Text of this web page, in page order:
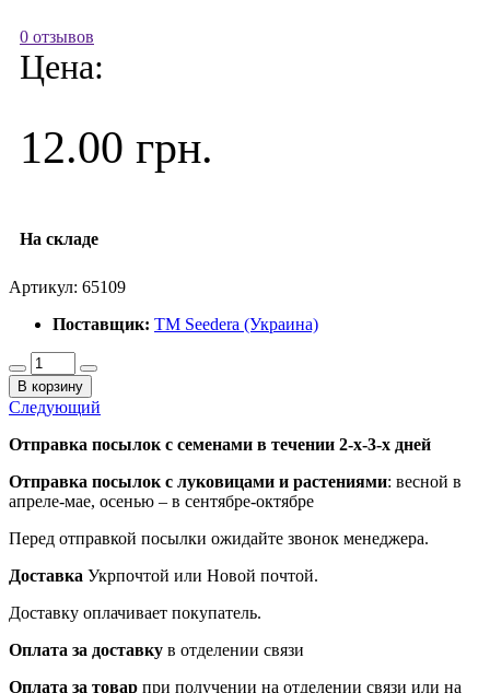
0 отзывов
Цена:
12.00 грн.
На складе
Артикул: 65109
Поставщик: ТМ Seedera (Украина)
В корзину
Следующий
Отправка посылок с семенами в течении 2-х-3-х дней
Отправка посылок с луковицами и растениями: весной в
апреле-мае, осенью – в сентябре-октябре
Перед отправкой посылки ожидайте звонок менеджера.
Доставка Укрпочтой или Новой почтой.
Доставку оплачивает покупатель.
Оплата за доставку в отделении связи
Оплата за товар при получении на отделении связи или на